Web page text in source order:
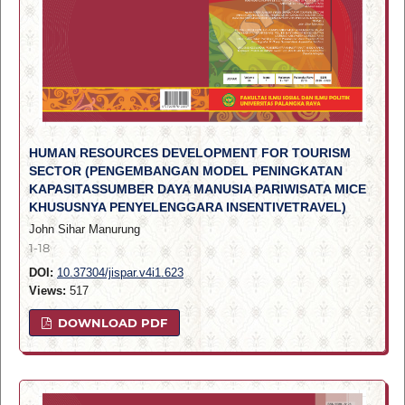
HUMAN RESOURCES DEVELOPMENT FOR TOURISM
SECTOR (PENGEMBANGAN MODEL PENINGKATAN
KAPASITASSUMBER DAYA MANUSIA PARIWISATA MICE
KHUSUSNYA PENYELENGGARA INSENTIVETRAVEL)
John Sihar Manurung
1-18
DOI: 10.37304/jispar.v4i1.623
Views:517
DOWNLOAD PDF